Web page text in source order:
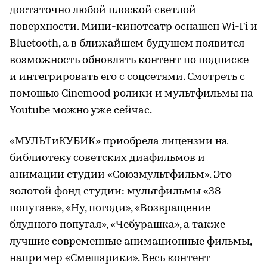
достаточно любой плоской светлой
поверхности. Мини-кинотеатр оснащен Wi-Fi и
Bluetooth, а в ближайшем будущем появится
возможность обновлять контент по подписке
и интегрировать его с соцсетями. Смотреть с
помощью Cinemood ролики и мультфильмы на
Youtube можно уже сейчас.
«МУЛЬТиКУБИК» приобрела лицензии на
библиотеку советских диафильмов и
анимации студии «Союзмультфильм». Это
золотой фонд студии: мультфильмы «38
попугаев», «Ну, погоди», «Возвращение
блудного попугая», «Чебурашка», а также
лучшие современные анимационные фильмы,
например «Смешарики». Весь контент